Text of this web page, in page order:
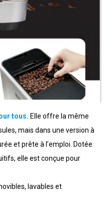
tous. Elle offre la même
mais dans une version à
et prête à l’emploi. Dotée
elle est conçue pour
lavables et